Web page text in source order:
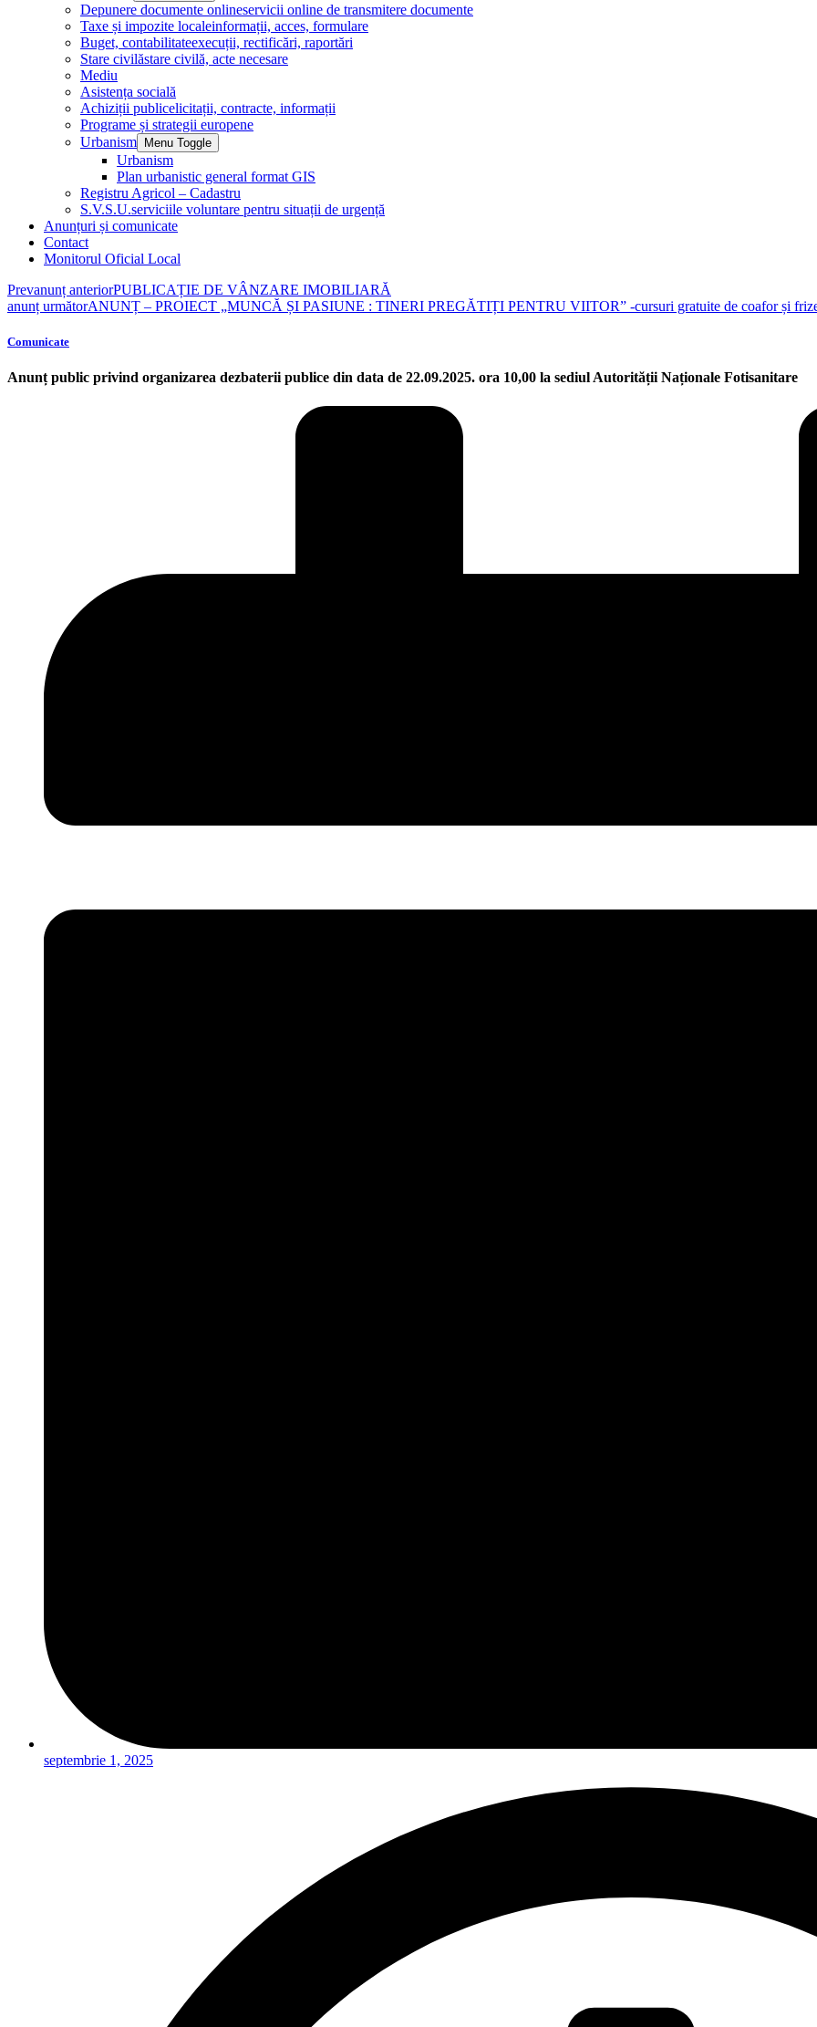
Depunere documente onlineservicii online de transmitere documente
Taxe și impozite localeinformații, acces, formulare
Buget, contabilitateexecuții, rectificări, raportări
Stare civilăstare civilă, acte necesare
Mediu
Asistența socială
Achiziții publicelicitații, contracte, informații
Programe și strategii europene
Urbanism
Menu Toggle
Urbanism
Plan urbanistic general format GIS
Registru Agricol – Cadastru
S.V.S.U.serviciile voluntare pentru situații de urgență
Anunțuri și comunicate
Contact
Monitorul Oficial Local
Prevanunț anteriorPUBLICAȚIE DE VÂNZARE IMOBILIARĂ
anunț următorANUNȚ – PROIECT „MUNCĂ ȘI PASIUNE : TINERI PREGĂTIȚI PENTRU VIITOR” -cursuri gratuite de coafor și
Comunicate
Anunț public privind organizarea dezbaterii publice din data de 22.09.2025. ora 10,00 la sediul Autorității Naționale Fotisanitare
septembrie 1, 2025